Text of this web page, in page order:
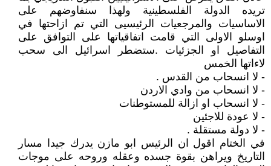
تريده الدولة الفلسطينية ولهذا سنفاوضهم على
الاساسيات والمرجعيات الرئيسيى التي تم ازاحتها في
اوسلو الاولى التي قامت اتفاقياتها على التوافق على
التفاصيل او الجزئيات .ستضطر اسرائيل الى سحب
لاءاتها الخمس
- لا انسحاب من القدس .
- لا انسحاب من وادي الاردن
- لا انسحاب او ازالة للمستوطنات
- لا عودة للاجئين
- لا دولة مستقلة .
في الختام اقول ان الرئيس ابو مازن يدرك جيدا مسار
التاريخ ويراهن بقوة جسده وعقله وروحه على موجات